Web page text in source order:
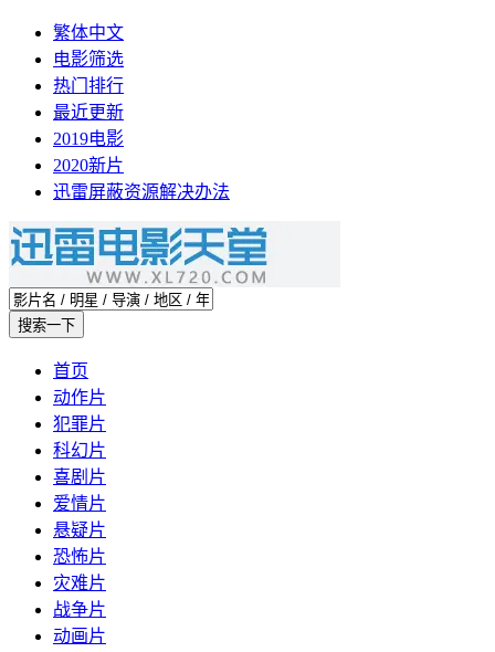
繁体中文
电影筛选
热门排行
最近更新
2019电影
2020新片
迅雷屏蔽资源解决办法
首页
动作片
犯罪片
科幻片
喜剧片
爱情片
悬疑片
恐怖片
灾难片
战争片
动画片